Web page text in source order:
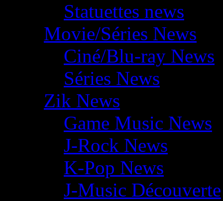
Statuettes news
Movie/Séries News
Ciné/Blu-ray News
Séries News
Zik News
Game Music News
J-Rock News
K-Pop News
J-Music Découverte